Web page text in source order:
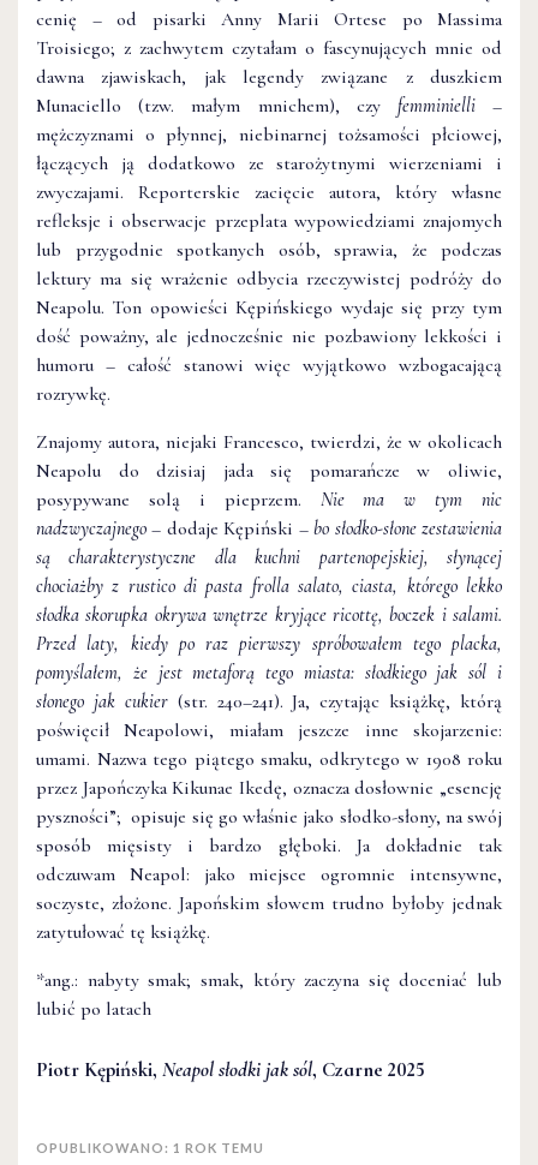
cenię – od pisarki Anny Marii Ortese po Massima
Troisiego; z zachwytem czytałam o fascynujących mnie od
dawna zjawiskach, jak legendy związane z duszkiem
Munaciello (tzw. małym mnichem), czy femminielli–
mężczyznami o płynnej, niebinarnej tożsamości płciowej,
łączących ją dodatkowo ze starożytnymi wierzeniami i
zwyczajami. Reporterskie zacięcie autora, który własne
refleksje i obserwacje przeplata wypowiedziami znajomych
lub przygodnie spotkanych osób, sprawia, że podczas
lektury ma się wrażenie odbycia rzeczywistej podróży do
Neapolu. Ton opowieści Kępińskiego wydaje się przy tym
dość poważny, ale jednocześnie nie pozbawiony lekkości i
humoru – całość stanowi więc wyjątkowo wzbogacającą
rozrywkę.
Znajomy autora, niejaki Francesco, twierdzi, że w okolicach
Neapolu do dzisiaj jada się pomarańcze w oliwie,
posypywane solą i pieprzem. Nie ma w tym nic
nadzwyczajnego – dodaje Kępiński –bo słodko-słone zestawienia
są charakterystyczne dla kuchni partenopejskiej, słynącej
chociażby z rustico di pasta frolla salato, ciasta, którego lekko
słodka skorupka okrywa wnętrze kryjące ricottę, boczek i salami.
Przed laty, kiedy po raz pierwszy spróbowałem tego placka,
pomyślałem, że jest metaforą tego miasta: słodkiego jak sól i
słonego jak cukier (str. 240–241). Ja, czytając książkę, którą
poświęcił Neapolowi, miałam jeszcze inne skojarzenie:
umami. Nazwa tego piątego smaku, odkrytego w 1908 roku
przez Japończyka Kikunae Ikedę, oznacza dosłownie „esencję
pyszności”; opisuje się go właśnie jako słodko-słony, na swój
sposób mięsisty i bardzo głęboki. Ja dokładnie tak
odczuwam Neapol: jako miejsce ogromnie intensywne,
soczyste, złożone. Japońskim słowem trudno byłoby jednak
zatytułować tę książkę.
*ang.: nabyty smak; smak, który zaczyna się doceniać lub
lubić po latach
Piotr Kępiński, Neapol słodki jak sól, Czarne 2025
OPUBLIKOWANO: 1 ROK TEMU